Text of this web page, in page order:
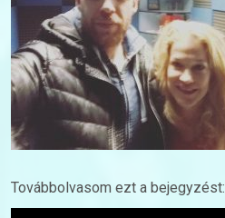
Továbbolvasom ezt a bejegyzést: